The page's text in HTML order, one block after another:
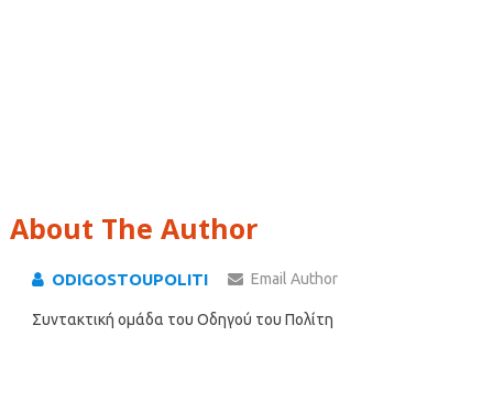
About The Author
ODIGOSTOUPOLITI Email Author
Συντακτική ομάδα του Οδηγού του Πολίτη